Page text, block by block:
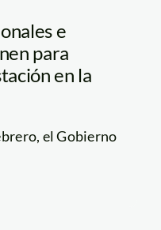
e
para
en la
el Gobierno